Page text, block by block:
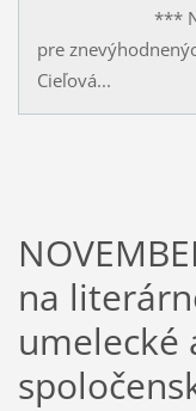
***
pre
Cieľová...
na
umelecké